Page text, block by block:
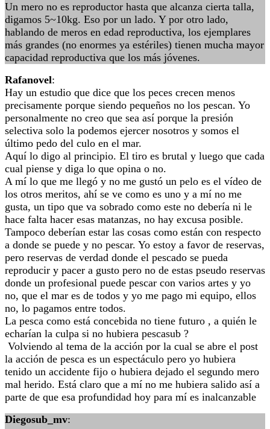
Un mero no es reproductor hasta que alcanza cierta talla,
digamos 5~10kg. Eso por un lado. Y por otro lado,
hablando de meros en edad reproductiva, los ejemplares
más grandes (no enormes ya estériles) tienen mucha mayor
capacidad reproductiva que los más jóvenes.
Rafanovel:
Hay un estudio que dice que los peces crecen menos
precisamente porque siendo pequeños no los pescan. Yo
personalmente no creo que sea así porque la presión
selectiva solo la podemos ejercer nosotros y somos el
último pedo del culo en el mar.
Aquí lo digo al principio. El tiro es brutal y luego que cada
cual piense y diga lo que opina o no.
A mí lo que me llegó y no me gustó un pelo es el vídeo de
los otros meritos, ahí se ve como es uno y a mí no me
gusta, un tipo que va sobrado como este no debería ni le
hace falta hacer esas matanzas, no hay excusa posible.
Tampoco deberían estar las cosas como están con respecto
a donde se puede y no pescar. Yo estoy a favor de reservas,
pero reservas de verdad donde el pescado se pueda
reproducir y pacer a gusto pero no de estas pseudo reservas
donde un profesional puede pescar con varios artes y yo
no, que el mar es de todos y yo me pago mi equipo, ellos
no, lo pagamos entre todos.
La pesca como está concebida no tiene futuro , a quién le
echarían la culpa si no hubiera pescasub ?
Volviendo al tema de la acción por la cual se abre el post
la acción de pesca es un espectáculo pero yo hubiera
tenido un accidente fijo o hubiera dejado el segundo mero
mal herido. Está claro que a mí no me hubiera salido así a
parte de que esa profundidad hoy para mí es inalcanzable
Diegosub_mv: